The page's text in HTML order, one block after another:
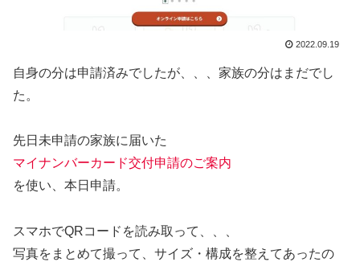
2022.09.19
自身の分は申請済みでしたが、、、家族の分はまだでし
た。
先日未申請の家族に届いた
マイナンバーカード交付申請のご案内
を使い、本日申請。
スマホでQRコードを読み取って、、、
写真をまとめて撮って、サイズ・構成を整えてあったの